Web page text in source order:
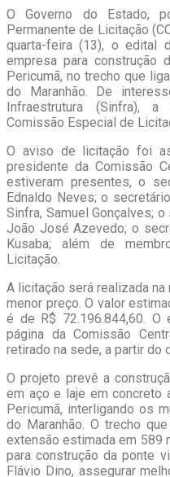
O Governo do Estado,
Permanente de Licitação
quarta-feira (13), o edital
empresa para construção
Pericumã, no trecho que
do Maranhão. De
Infraestrutura (Sinfra),
Comissão Especial de
O aviso de licitação foi
presidente da Comissão
estiveram presentes, o
Ednaldo Neves; o
Sinfra, Samuel Gonçalves;
João José Azevedo; o
Kusaba; além de
Licitação.
A licitação será realizada
menor preço. O valor
é de R$ 72.196.844,60. O
página da Comissão
retirado na sede, a partir do
O projeto prevê a
em aço e laje em concreto
Pericumã, interligando os
do Maranhão. O trecho
extensão estimada em 589
para construção da ponte
Flávio Dino, assegurar